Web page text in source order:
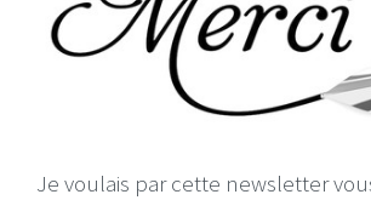
Je voulais par cette newsletter